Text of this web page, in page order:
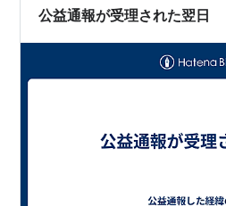
が、実務の現場では極めて不安
公益通報が受理された翌日